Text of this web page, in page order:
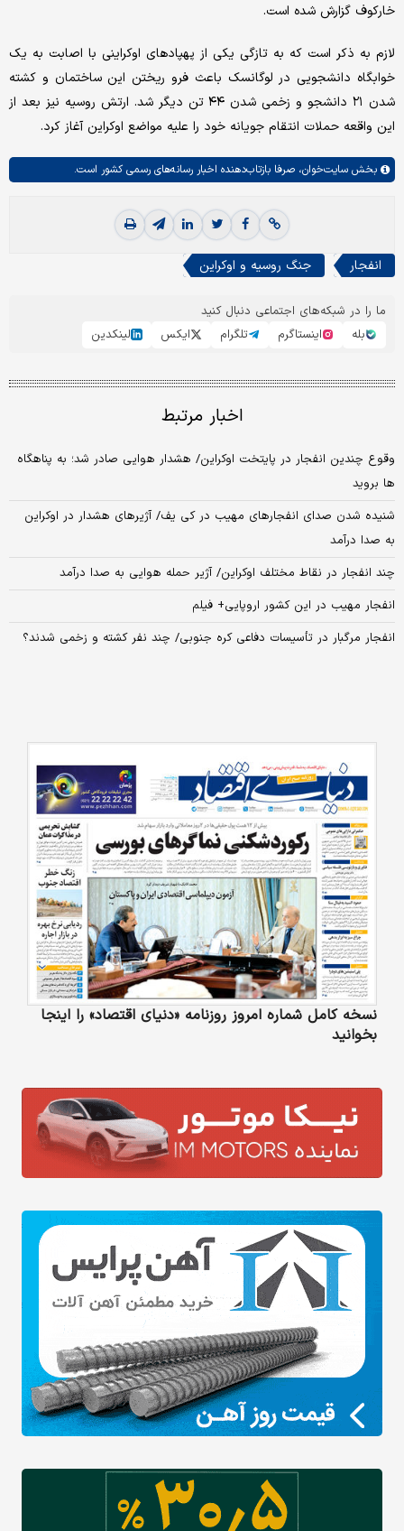
خارکوف گزارش شده است.
لازم به ذکر است که به تازگی یکی از پهپادهای اوکراینی با اصابت به یک
خوابگاه دانشجویی در لوگانسک باعث فرو ریختن این ساختمان و کشته
شدن ۲۱ دانشجو و زخمی شدن ۴۴ تن دیگر شد. ارتش روسیه نیز بعد از
این واقعه حملات انتقام جویانه خود را علیه مواضع اوکراین آغاز کرد.
بخش سایت‌خوان، صرفا بازتاب‌دهنده اخبار رسانه‌های رسمی کشور است.
انفجار جنگ روسیه و اوکراین
ما را در شبکه‌های اجتماعی دنبال کنید
بله
اینستاگرم تلگرام ایکس لینکدین
اخبار مرتبط
وقوع چندین انفجار در پایتخت اوکراین/ هشدار هوایی صادر شد؛ به پناهگاه
ها بروید
شنیده شدن صدای انفجارهای مهیب در کی یف/ آژیرهای هشدار در اوکراین
به صدا درآمد
چند انفجار در نقاط مختلف اوکراین/ آژیر حمله هوایی به صدا درآمد
انفجار مهیب در این کشور اروپایی+ فیلم
انفجار مرگبار در تأسیسات دفاعی کره جنوبی/ چند نفر کشته و زخمی شدند؟
نسخه کامل شماره امروز روزنامه «دنیای‌ اقتصاد» را اینجا
بخوانید